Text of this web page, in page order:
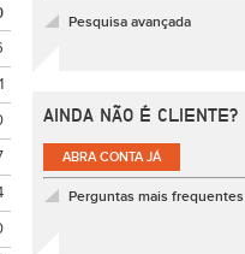
Pesquisa avançada
AINDA NÃO É CLIENTE?
ABRA CONTA JÁ
Perguntas mais frequentes